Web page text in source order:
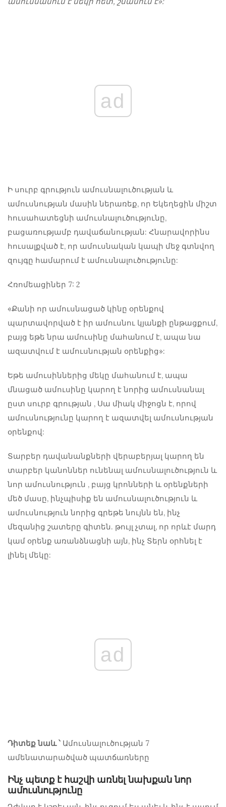
ad
Ի սուրբ գրություն ամուսնալուծության և
ամուսնության մասին ներառեք, որ Եկեղեցին միշտ
հուսահատեցնի ամուսնալուծությունը,
բացառությամբ դավաճանության: Հնարավորինս
հուսալքված է, որ ամուսնական կապի մեջ գտնվող
զույգը համարում է ամուսնալուծությունը:
Հռոմեացիներ 7: 2
«Քանի որ ամուսնացած կինը օրենքով
պարտավորված է իր ամուսնու կյանքի ընթացքում,
բայց եթե նրա ամուսինը մահանում է, ապա նա
ազատվում է ամուսնության օրենքից»:
Եթե ​​ամուսիններից մեկը մահանում է, ապա
մնացած ամուսինը կարող է նորից ամուսնանալ
ըստ սուրբ գրության , Սա միակ միջոցն է, որով
ամուսնությունը կարող է ազատվել ամուսնության
օրենքով:
Տարբեր դավանանքների վերաբերյալ կարող են
տարբեր կանոններ ունենալ ամուսնալուծություն և
նոր ամուսնություն , բայց կրոնների և օրենքների
մեծ մասը, ինչպիսիք են ամուսնալուծություն և
ամուսնություն նորից գրեթե նույնն են, ինչ
մեզանից շատերը գիտեն. թույլ չտալ, որ որևէ մարդ
կամ օրենք առանձնացնի այն, ինչ Տերն օրհնել է
լինել մեկը:
ad
Դիտեք նաև ՝ Ամուսնալուծության 7
ամենատարածված պատճառները
Ինչ պետք է հաշվի առնել նախքան նոր
ամուսնությունը